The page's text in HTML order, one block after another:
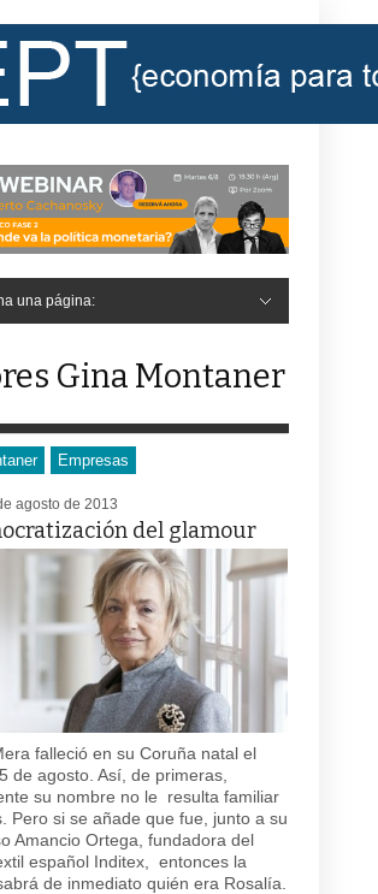
una página:
Gina Montaner
Empresas
agosto de 2013
del glamour
falleció en su Coruña natal el
de agosto. Así, de primeras,
su nombre no le resulta familiar
Pero si se añade que fue, junto a su
Amancio Ortega, fundadora del
español Inditex, entonces la
de inmediato quién era Rosalía.